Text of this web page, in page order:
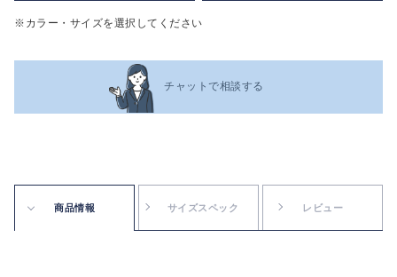
※カラー・サイズを選択してください
チャットで相談する
商品情報 サイズスペック レビュー